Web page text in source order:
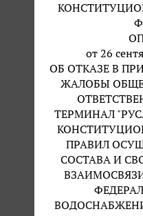
от 26
ОБ ОТКАЗЕ В
ЖАЛОБЫ
ТЕРМИНАЛ
ПРАВИЛ
СОСТАВА И